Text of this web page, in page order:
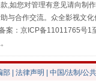
珠宝鉴
,如您对管理有意见请向
与合作交流。众全影视文
案：京ICP备11011765号1
部 法律声明 | 中国/法制/公